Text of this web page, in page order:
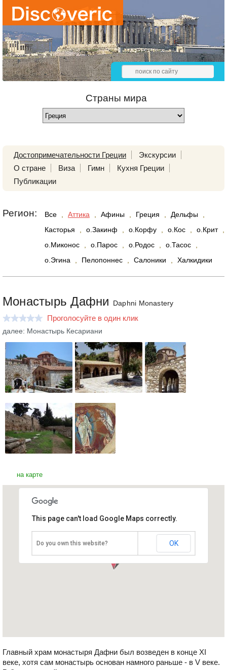
Страны мира
Достопримечательности Греции
Экскурсии
О стране
Виза Гимн
Кухня Греции
Публикации
Регион: Все Аттика Афины Греция Дельфы
Касторья
о.Закинф о.Корфу о.Кос о.Крит
о.Миконос
о.Парос о.Родос о.Тасос
о.Эгина
Пелопоннес Салоники Халкидики
Монастырь Дафни Daphni Monastery
Проголосуйте в один клик
далее: Монастырь Кесариани
на карте
Монастырь Дафни
This page can't load Google Maps correctly.
Do you own this website? OK
Главный храм монастыря Дафни был возведен в конце XI
веке, хотя сам монастырь основан намного раньше - в V веке.